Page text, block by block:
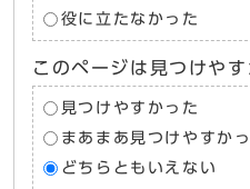
役に立たなかった
このページは見つけや
見つけやすかった
まあまあ見つけやすか
どちらともいえない